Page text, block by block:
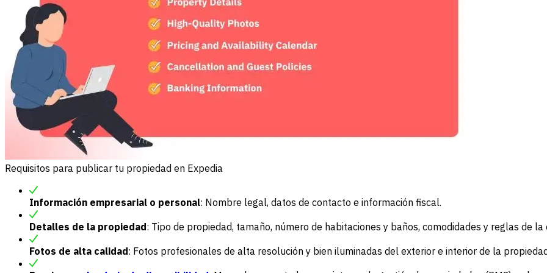
Requisitos para publicar tu propiedad en Expedia
Información empresarial o personal: Nombre legal, datos de contacto e información fiscal.
Detalles de la propiedad: Tipo de propiedad, tamaño, número de habitaciones y baños, comodidades y reglas de la
Fotos de alta calidad: Fotos profesionales de alta resolución y bien iluminadas del exterior e interior de la